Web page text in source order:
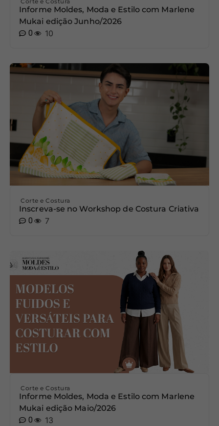
Informe Moldes, Moda e Estilo com Marlene
Mukai edição Junho/2026
0
10
Corte e Costura
Inscreva-se no Workshop de Costura Criativa
0
7
Corte e Costura
Informe Moldes, Moda e Estilo com Marlene
Mukai edição Maio/2026
0
13